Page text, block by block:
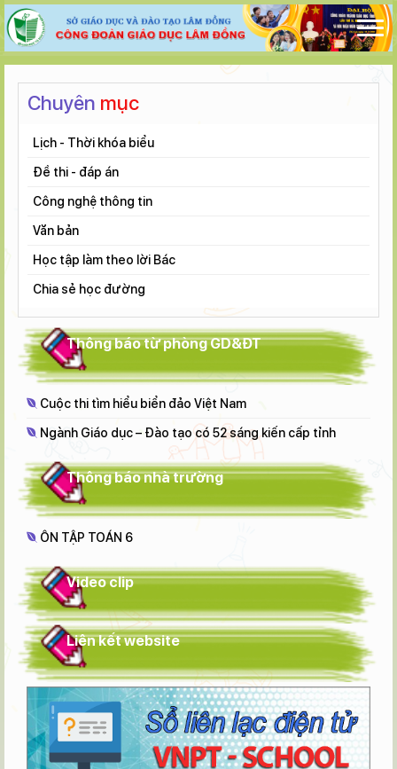
Chuyên mục
Lịch - Thời khóa biểu
Đề thi - đáp án
Công nghệ thông tin
Văn bản
Học tập làm theo lời Bác
Chia sẻ học đường
Thông báo từ phòng GD&ĐT
Cuộc thi tìm hiểu biển đảo Việt Nam
Ngành Giáo dục – Đào tạo có 52 sáng kiến cấp tỉnh
Thông báo nhà trường
ÔN TẬP TOÁN 6
Video clip
Liên kết website